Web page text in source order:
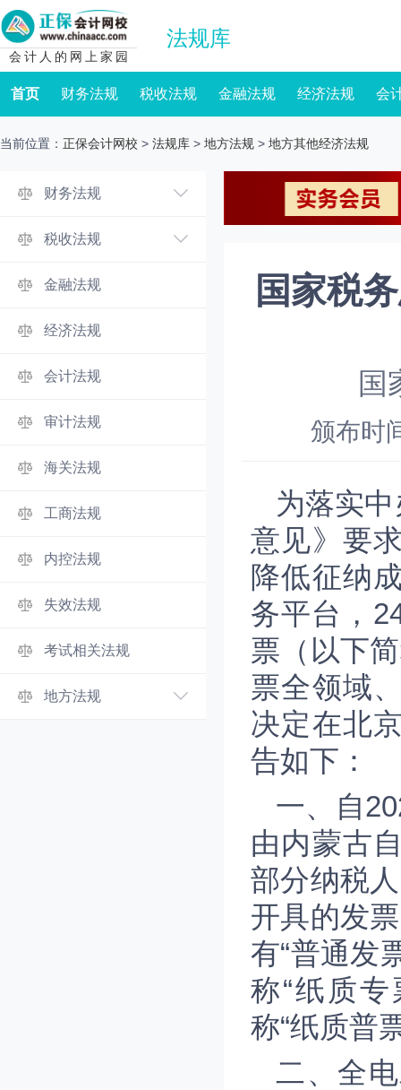
会计人的网上家园
法规库
首页 财务法规 税收法规 金融法规 经济法规 会
当前位置： 正保会计网校 > 法规库 > 地方法规 > 地方其他经济法规
财务法规
税收法规
金融法规
经济法规
会计法规
审计法规
海关法规
工商法规
内控法规
失效法规
考试相关法规
地方法规
国家税
国
颁布时
为落实
意见》要
降低征纳
务平台，
票（以下
票全领域
决定在北
告如下：
一、自
由内蒙古
部分纳税
开具的发
有“普通发
称“纸质
称“纸质普
二、全